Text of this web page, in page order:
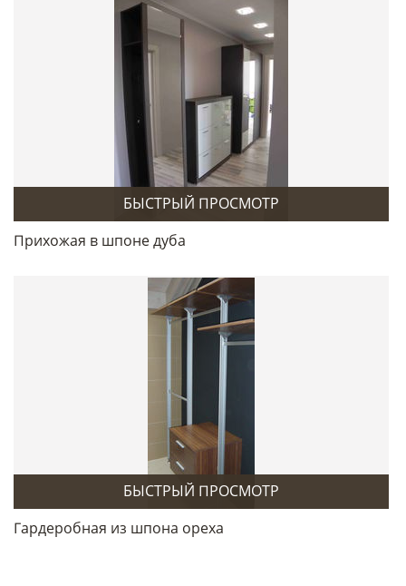
БЫСТРЫЙ ПРОСМОТР
Прихожая в шпоне дуба
БЫСТРЫЙ ПРОСМОТР
Гардеробная из шпона ореха